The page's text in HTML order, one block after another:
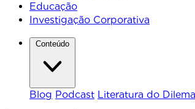
Educação
Investigação Corporativa
Blog Podcast Literatura do Dilema